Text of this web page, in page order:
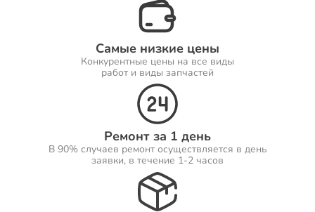
Самые низкие цены
Конкурентные цены на все виды
работ и виды запчастей
Ремонт за 1 день
В 90% случаев ремонт осуществляется в день
заявки, в течение 1-2 часов
Ремонт VR систем
Ремонт Сабвуферов
Ремонт Посудомоечных машин